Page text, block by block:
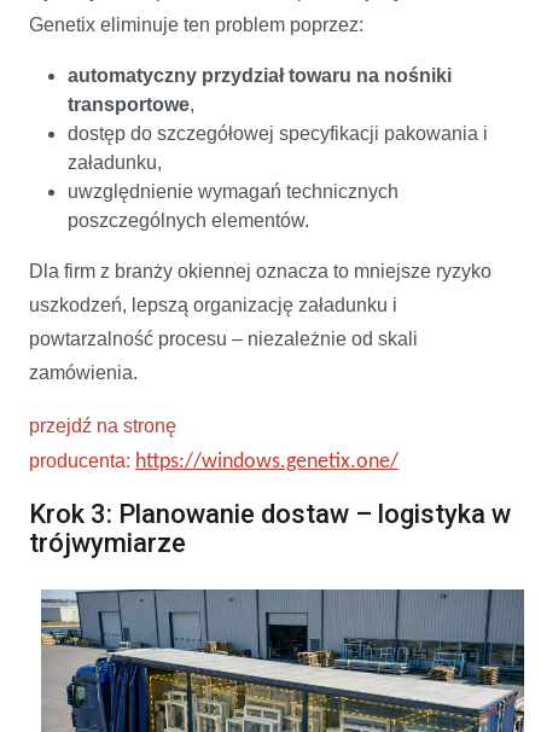
Genetix eliminuje ten problem poprzez:
automatyczny przydział towaru na nośniki
transportowe,
dostęp do szczegółowej specyfikacji pakowania i
załadunku,
uwzględnienie wymagań technicznych
poszczególnych elementów.
Dla firm z branży okiennej oznacza to mniejsze ryzyko
uszkodzeń, lepszą organizację załadunku i
powtarzalność procesu – niezależnie od skali
zamówienia.
przejdź na stronę
producenta: https://windows.genetix.one/
Krok 3: Planowanie dostaw – logistyka w
trójwymiarze